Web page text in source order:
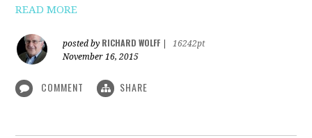
READ MORE
posted by RICHARD WOLFF
16242pt
November 16, 2015
COMMENT SHARE